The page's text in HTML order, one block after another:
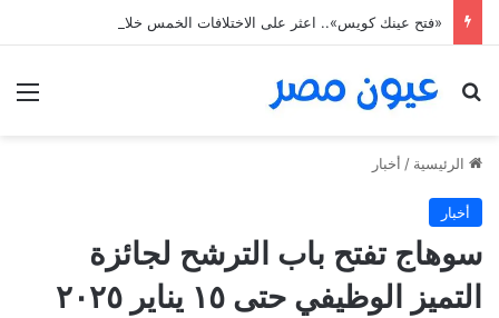
بحث عن
الرئيسية / أخبار
أخبار
سوهاج تفتح باب الترشح لجائزة
التميز الوظيفي حتى ١٥ يناير ٢٠٢٥